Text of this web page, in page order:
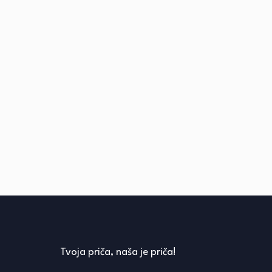
Tvoja priča, naša je priča!